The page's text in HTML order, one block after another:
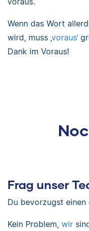
Wenn das Wort
wird, muss ‚voraus‘
Dank im Voraus!
Frag unser
Du bevorzugst
Kein Problem, wir